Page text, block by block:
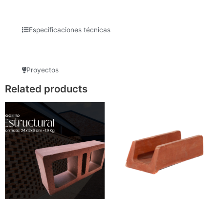
Especificaciones técnicas
Proyectos
Related products